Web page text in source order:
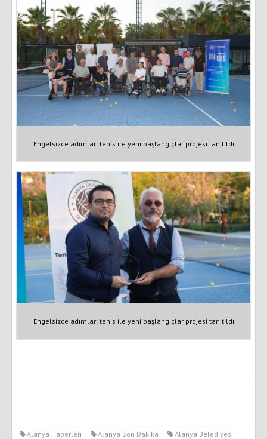
Engelsizce adımlar: tenis ile yeni başlangıçlar projesi tanıtıldı
Engelsizce adımlar: tenis ile yeni başlangıçlar projesi tanıtıldı
Alanya Haberleri Alanya Son Dakika Alanya Belediyesi